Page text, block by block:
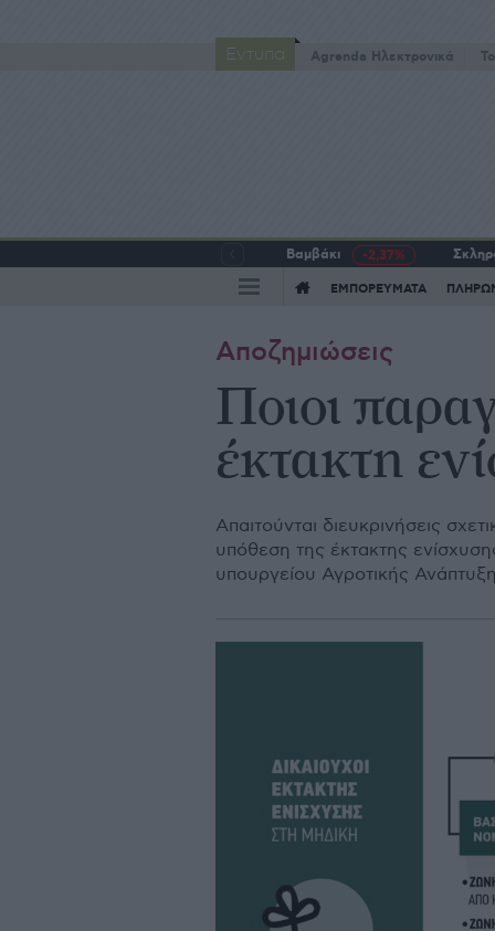
Έντυπα Agrenda Ηλεκτρονικά
Βαμβάκι -2,37%
ΕΜΠΟΡΕΥΜΑΤΑ
Αποζημιώσεις
Ποιοι
έκτακτη
Απαιτούνται διευκρινήσεις
υπόθεση της έκτακτης
υπουργείου Αγροτικής